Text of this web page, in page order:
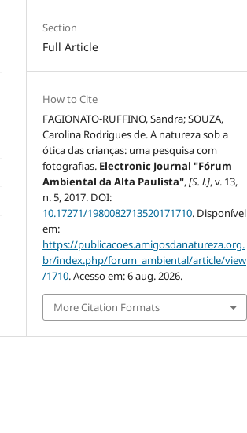
Section
Full Article
How to Cite
FAGIONATO-RUFFINO, Sandra; SOUZA,
Carolina Rodrigues de. A natureza sob a
ótica das crianças: uma pesquisa com
fotografias. Electronic Journal "Fórum
Ambiental da Alta Paulista",[S. l.], v. 13,
n. 5, 2017. DOI:
10.17271/1980082713520171710. Disponível
em:
https://publicacoes.amigosdanatureza.org.
br/index.php/forum_ambiental/article/view
/1710. Acesso em: 6 aug. 2026.
More Citation Formats